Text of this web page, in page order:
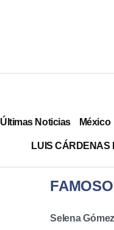
Últimas Noticias México
LUIS CÁRDENAS
Selena Gómez